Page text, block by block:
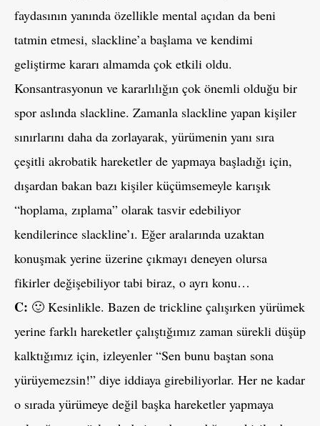
faydasının yanında özellikle mental açıdan da beni
tatmin etmesi, slackline’a başlama ve kendimi
geliştirme kararı almamda çok etkili oldu.
Konsantrasyonun ve kararlılığın çok önemli olduğu bir
spor aslında slackline. Zamanla slackline yapan kişiler
sınırlarını daha da zorlayarak, yürümenin yanı sıra
çeşitli akrobatik hareketler de yapmaya başladığı için,
dışardan bakan bazı kişiler küçümsemeyle karışık
“hoplama, zıplama” olarak tasvir edebiliyor
kendilerince slackline’ı. Eğer aralarında uzaktan
konuşmak yerine üzerine çıkmayı deneyen olursa
fikirler değişebiliyor tabi biraz, o ayrı konu…
C: 🙂 Kesinlikle. Bazen de trickline çalışırken yürümek
yerine farklı hareketler çalıştığımız zaman sürekli düşüp
kalktığımız için, izleyenler “Sen bunu baştan sona
yürüyemezsin!” diye iddiaya girebiliyorlar. Her ne kadar
o sırada yürümeye değil başka hareketler yapmaya